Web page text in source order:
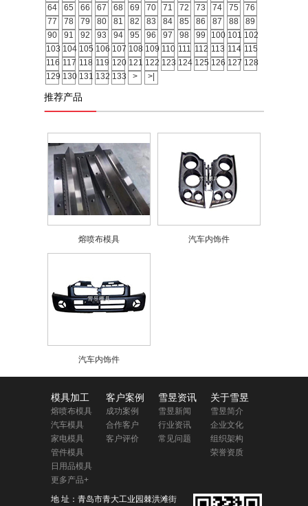
64
65 66 67 68 69 70 71 72 73 74 75
76
77
78 79 80 81 82 83 84 85 86 87 88
89
90
91 92 93 94 95 96 97 98 99 100 101 102
103 104 105 106 107 108 109 110 111 112 113 114 115
116 117 118 119 120 121 122 123 124 125 126 127 128
129 130 131 132 133 > >|
推荐产品
熔喷布模具 汽车内饰件
汽车内饰件
模具加工
熔喷布模具
汽车模具
家电模具
管件模具
日用品模具
更多产品+
客户案例
成功案例
合作客户
客户评价
雪昱资讯
雪昱新闻
行业资讯
常见问题
关于雪昱
雪昱简介
企业文化
组织架构
荣誉资质
地 址：青岛市青大工业园棘洪滩街